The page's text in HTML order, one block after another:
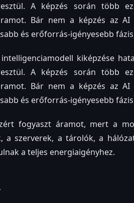
A képzés során több
Bár nem a képzés az AI
és erőforrás-igényesebb
kiképzése
A képzés során több
Bár nem a képzés az AI
és erőforrás-igényesebb
fogyaszt áramot, mert a
a szerverek, a tárolók, a
a teljes energiaigényhez.